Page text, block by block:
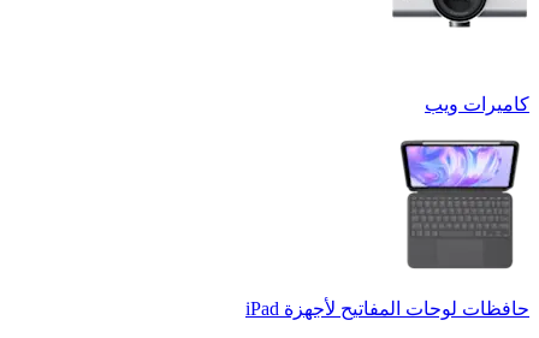
كاميرات ويب
حافظات لوحات المفاتيح لأجهزة ‏iPad